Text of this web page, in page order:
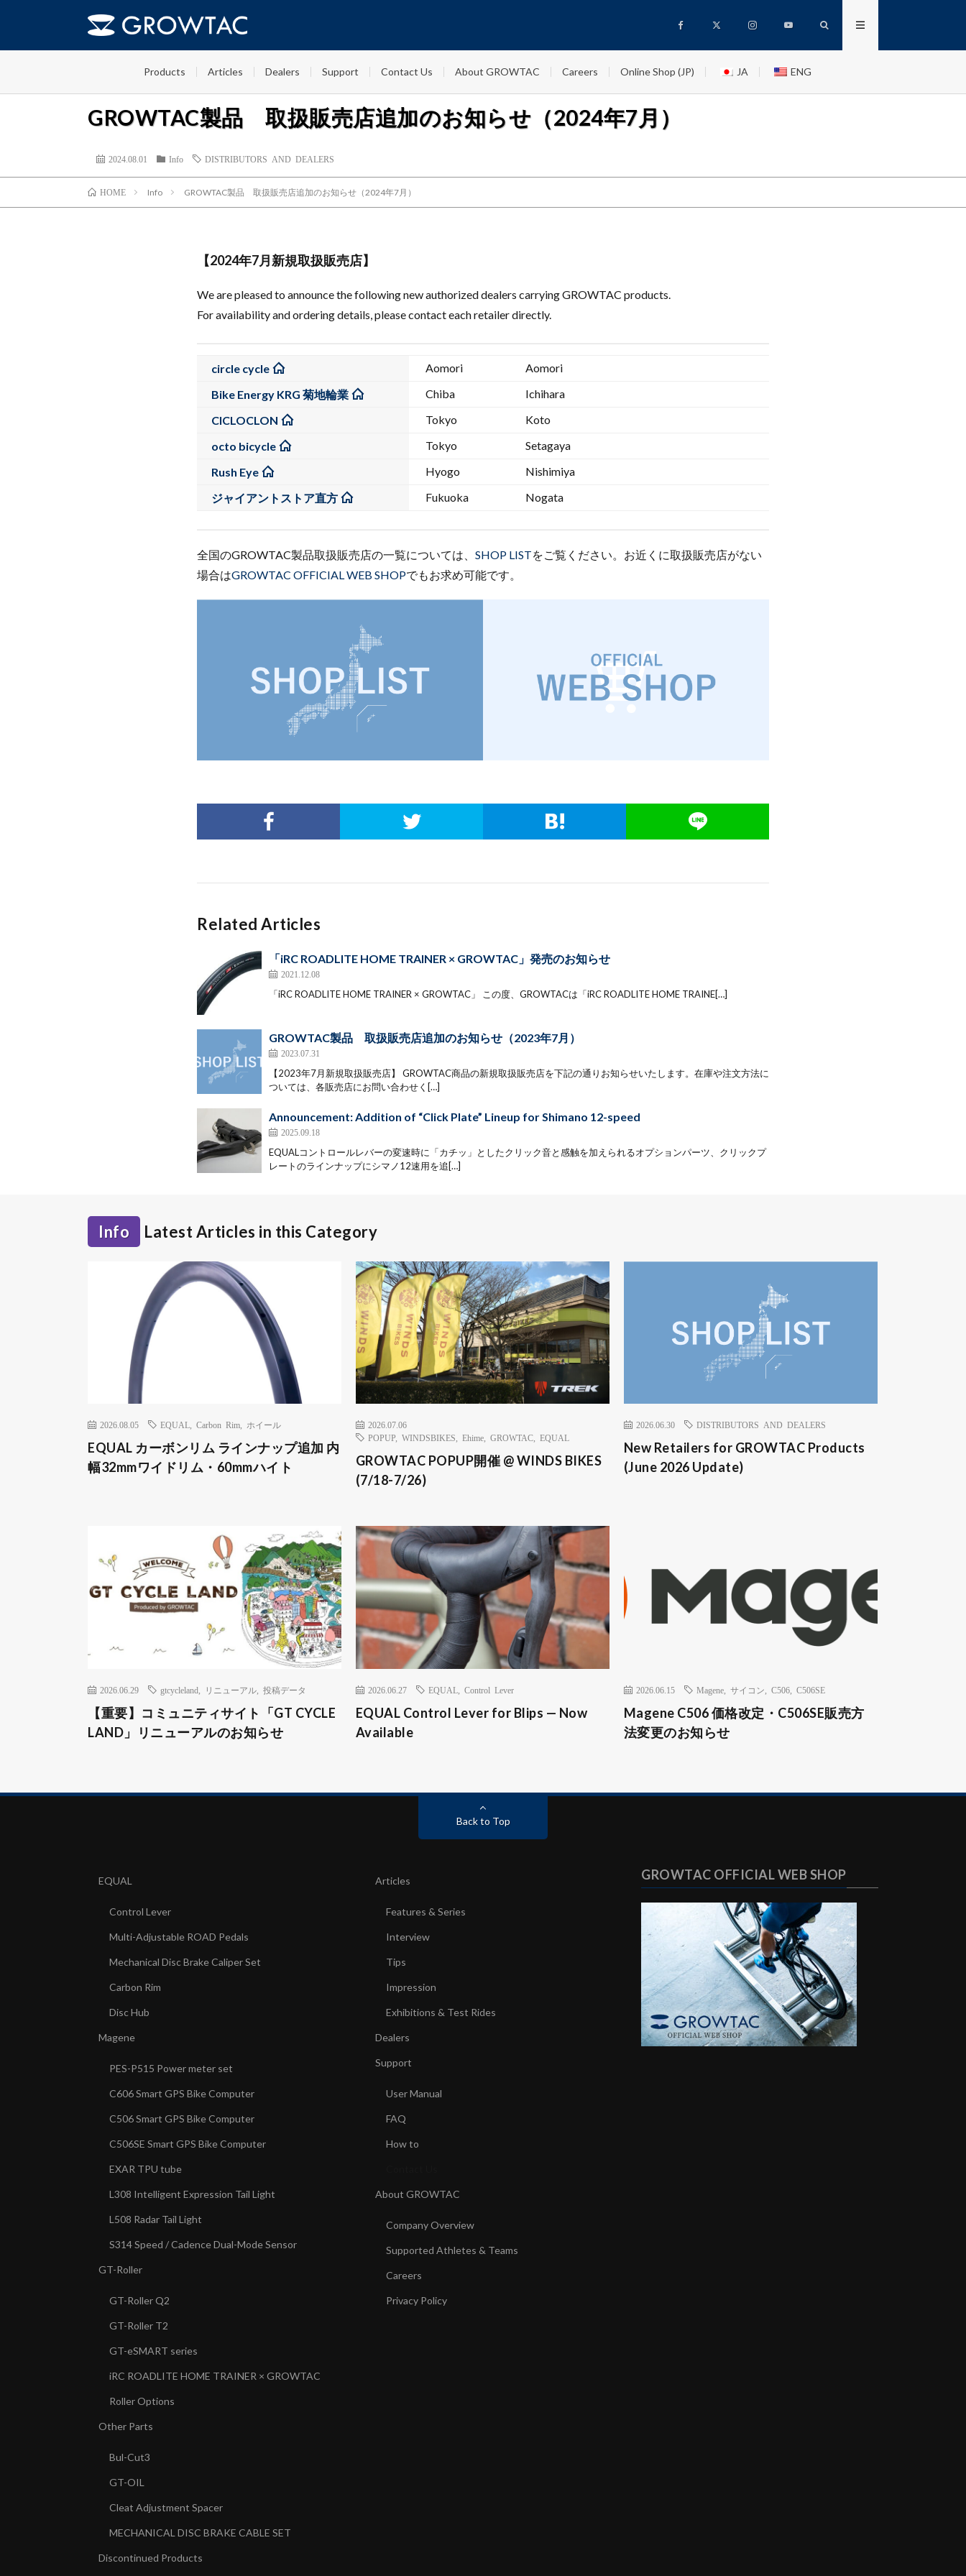
Products Articles Dealers Support Contact Us About GROWTAC Careers Online Shop (JP) JA ENG
GROWTAC製品 取扱販売店追加のお知らせ（2024年7月）
2024.08.01 Info DISTRIBUTORS AND DEALERS
HOME Info GROWTAC製品 取扱販売店追加のお知らせ（2024年7月）
【2024年7月新規取扱販売店】
We are pleased to announce the following new authorized dealers carrying GROWTAC products.
For availability and ordering details, please contact each retailer directly.
circle cycle Aomori
Aomori
Bike Energy KRG 菊地輪業
Chiba
Ichihara
CICLOCLON
Tokyo
Koto
octo bicycle
Tokyo
Setagaya
Rush Eye
Hyogo
Nishimiya
ジャイアントストア直方
Fukuoka Nogata
全国のGROWTAC製品取扱販売店の一覧については、 SHOP LISTをご覧ください。お近くに取扱販売店がない
場合はGROWTAC OFFICIAL WEB SHOPでもお求め可能です。
Related Articles
「iRC ROADLITE HOME TRAINER × GROWTAC」発売のお知らせ
2021.12.08
「iRC ROADLITE HOME TRAINER × GROWTAC」 この度、GROWTACは「iRC ROADLITE HOME TRAINE[…]
GROWTAC製品 取扱販売店追加のお知らせ（2023年7月）
2023.07.31
【2023年7月新規取扱販売店】 GROWTAC商品の新規取扱販売店を下記の通りお知らせいたします。在庫や注文方法に
ついては、各販売店にお問い合わせく[…]
Announcement: Addition of “Click Plate” Lineup for Shimano 12-speed
2025.09.18
EQUALコントロールレバーの変速時に「カチッ」としたクリック音と感触を加えられるオプションパーツ、クリックプ
レートのラインナップにシマノ12速用を追[…]
Info Latest Articles in this Category
2026.08.05 EQUAL Carbon Rim ホイール
EQUAL カーボンリム ラインナップ追加 内
幅32mmワイドリム・60mmハイト
2026.07.06
POPUP, WINDSBIKES Ehime, GROWTAC, EQUAL
GROWTAC POPUP開催 @ WINDS BIKES
(7/18-7/26)
2026.06.30 DISTRIBUTORS AND DEALERS
New Retailers for GROWTAC Products
(June 2026 Update)
2026.06.29 gtcycleland リニューアル 投稿データ
【重要】コミュニティサイト「GT CYCLE
LAND」リニューアルのお知らせ
2026.06.27 EQUAL Control Lever
EQUAL Control Lever for Blips — Now
Available
2026.06.15 Magene, サイコン C506, C506SE
Magene C506 価格改定・C506SE販売方
法変更のお知らせ
Back to Top
EQUAL
Control Lever
Multi-Adjustable ROAD Pedals
Mechanical Disc Brake Caliper Set
Carbon Rim
Disc Hub
Magene
PES-P515 Power meter set
C606 Smart GPS Bike Computer
C506 Smart GPS Bike Computer
C506SE Smart GPS Bike Computer
EXAR TPU tube
L308 Intelligent Expression Tail Light
L508 Radar Tail Light
S314 Speed / Cadence Dual-Mode Sensor
GT-Roller
GT-Roller Q2
GT-Roller T2
GT-eSMART series
iRC ROADLITE HOME TRAINER × GROWTAC
Roller Options
Other Parts
Bul-Cut3
GT-OIL
Cleat Adjustment Spacer
MECHANICAL DISC BRAKE CABLE SET
Discontinued Products
Articles
Features & Series
Interview
Tips
Impression
Exhibitions & Test Rides
Dealers
Support
User Manual
FAQ
How to
About GROWTAC
Company Overview
Supported Athletes & Teams
Careers
Privacy Policy
GROWTAC OFFICIAL WEB SHOP